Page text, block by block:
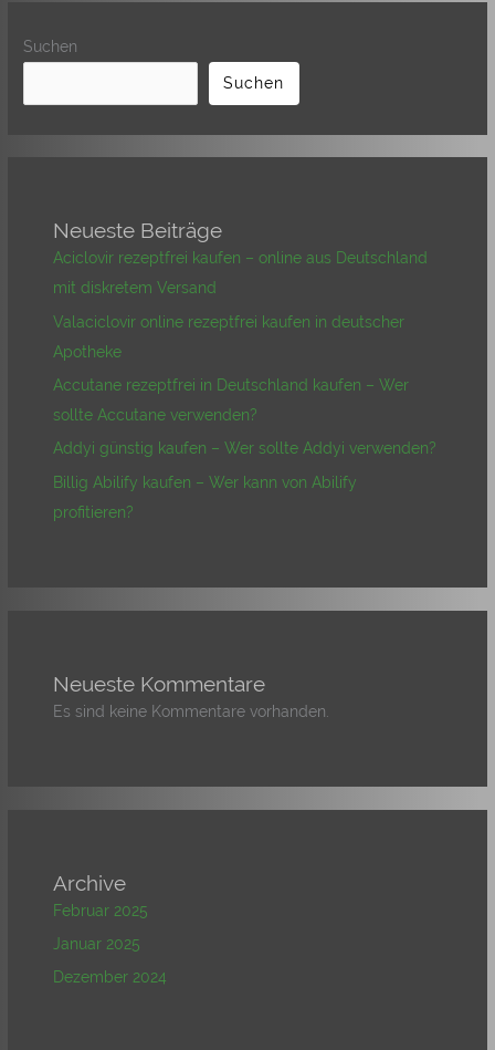
Suchen
Suchen
Neueste Beiträge
Aciclovir rezeptfrei kaufen – online aus Deutschland
mit diskretem Versand
Valaciclovir online rezeptfrei kaufen in deutscher
Apotheke
Accutane rezeptfrei in Deutschland kaufen – Wer
sollte Accutane verwenden?
Addyi günstig kaufen – Wer sollte Addyi verwenden?
Billig Abilify kaufen – Wer kann von Abilify
profitieren?
Neueste Kommentare
Es sind keine Kommentare vorhanden.
Archive
Februar 2025
Januar 2025
Dezember 2024